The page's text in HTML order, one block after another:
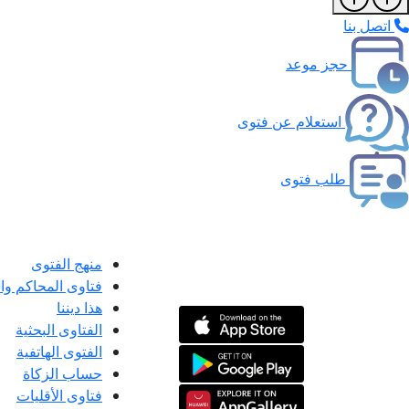
اتصل بنا
حجز موعد
استعلام عن فتوى
طلب فتوى
منهج الفتوى
فتاوى المحاكم
هذا ديننا
الفتاوى البحثية
الفتوى الهاتفية
حساب الزكاة
فتاوى الأقليات